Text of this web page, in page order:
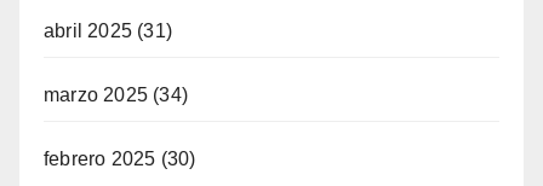
abril 2025 (31)
marzo 2025 (34)
febrero 2025 (30)